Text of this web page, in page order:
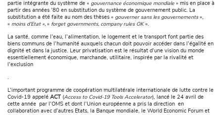
partie intégrante du système de « gouvernance économique mondiale » mis en place à
partir des années ’80 en substitution du système de gouvernement public. La
substitution a été faite au nom des thèses « gouverner sans les gouvernements»,
« moins d’Etat », « forget governments, company rules OK».
La santé, comme l’eau, l’alimentation, le logement et le transport font partie des
biens communs de l’humanité auxquels chacun doit pouvoir accéder dans l’égalité en
dignité et dans la justice. Leur privatisation est le résultat d’une vision du monde
essentiellement économique, marchande, utilitaire, inspirée par la rivalité et
l’exclusion
.
L’important programme de coopération multilatérale internationale de lutte contre le
Covid-19 appelé ACT (Access to Covid-19 Tools Accelerator), lancé le 24 avril de
cette année par l’OMS et dont l’Union européenne a pris la direction en
collaboration avec d’autres Etats, la Banque mondiale, le World Economic Forum et